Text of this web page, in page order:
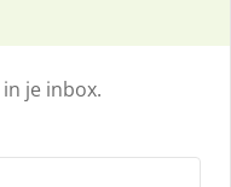
je inbox.